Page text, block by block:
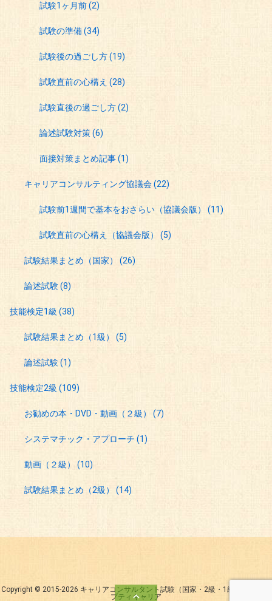
試験1ヶ月前(2)
試験の準備(34)
試験後の過ごし方(19)
試験直前の心構え (28)
試験直後の過ごし方(2)
論述試験対策(6)
面接対策まとめ記事(1)
キャリアコンサルティング協議会(22)
試験前1週間で基本をおさらい（協議会版） (11)
試験直前の心構え（協議会版） (5)
試験結果まとめ（国家）(26)
論述試験(8)
技能検定1級 (38)
試験結果まとめ（1級）(5)
論述試験(1)
技能検定2級 (109)
お勧めの本・DVD・動画（２級）(7)
システマチック・アプローチ(1)
動画（２級）(10)
試験結果まとめ（2級）(14)
Copyright © 2015-2026 キャリアコンサルタント試験（国家・2級・1級）対策のオ
プティキャリア
